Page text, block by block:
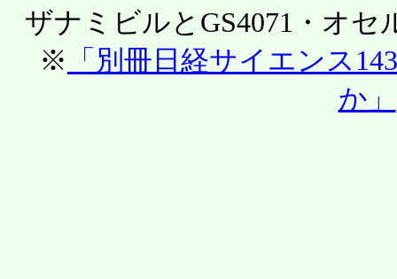
ザナミビルとGS4071・オ
※
「別冊日経サイエンス
か」